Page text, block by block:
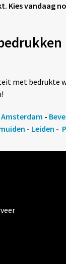
Kies vandaag
met bedrukte
Amsterdam -
- Leiden -